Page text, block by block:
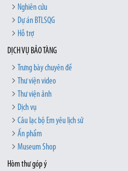
Nghiên cứu
Dự án BTLSQG
Hỗ trợ
DỊCH VỤ BẢO TÀNG
Trưng bày chuyên đề
Thư viện video
Thư viện ảnh
Dịch vụ
Câu lạc bộ Em yêu lịch sử
Ấn phẩm
Museum Shop
Hòm thư góp ý